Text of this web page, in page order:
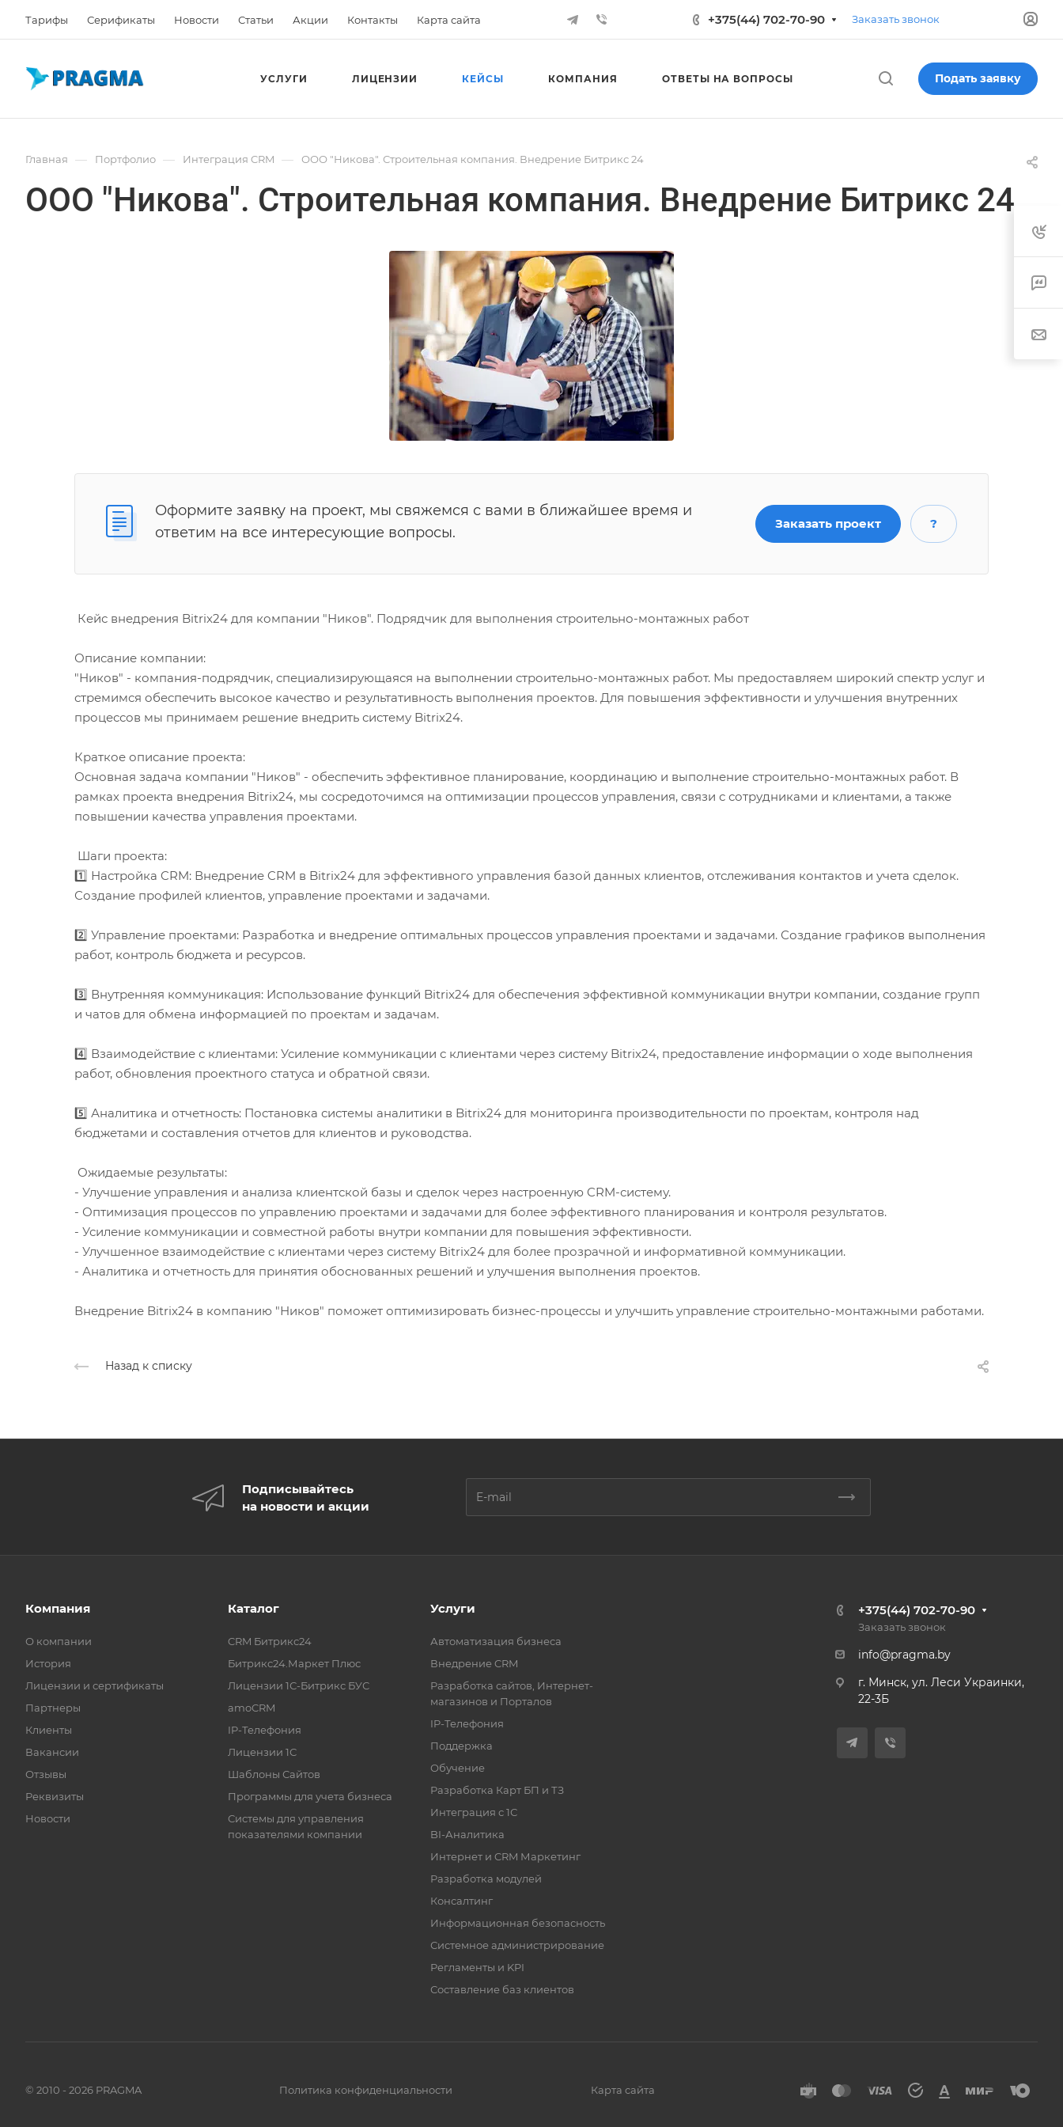
Тарифы Серификаты Новости Статьи Акции Контакты Карта сайта +375(44) 702-70-90 Заказать звонок
УСЛУГИ ЛИЦЕНЗИИ КЕЙСЫ КОМПАНИЯ ОТВЕТЫ НА ВОПРОСЫ Подать заявку
Главная — Портфолио — Интеграция CRM — ООО "Никова". Строительная компания. Внедрение Битрикс 24
ООО "Никова". Строительная компания. Внедрение Битрикс 24
Оформите заявку на проект, мы свяжемся с вами в ближайшее время и
ответим на все интересующие вопросы.
Заказать проект ?
Кейс внедрения Bitrix24 для компании "Ников". Подрядчик для выполнения строительно-монтажных работ
Описание компании:
"Ников" - компания-подрядчик, специализирующаяся на выполнении строительно-монтажных работ. Мы предоставляем широкий спектр услуг и
стремимся обеспечить высокое качество и результативность выполнения проектов. Для повышения эффективности и улучшения внутренних
процессов мы принимаем решение внедрить систему Bitrix24.
Краткое описание проекта:
Основная задача компании "Ников" - обеспечить эффективное планирование, координацию и выполнение строительно-монтажных работ. В
рамках проекта внедрения Bitrix24, мы сосредоточимся на оптимизации процессов управления, связи с сотрудниками и клиентами, а также
повышении качества управления проектами.
Шаги проекта:
1️⃣ Настройка CRM: Внедрение CRM в Bitrix24 для эффективного управления базой данных клиентов, отслеживания контактов и учета сделок.
Создание профилей клиентов, управление проектами и задачами.
2️⃣ Управление проектами: Разработка и внедрение оптимальных процессов управления проектами и задачами. Создание графиков выполнения
работ, контроль бюджета и ресурсов.
3️⃣ Внутренняя коммуникация: Использование функций Bitrix24 для обеспечения эффективной коммуникации внутри компании, создание групп
и чатов для обмена информацией по проектам и задачам.
4️⃣ Взаимодействие с клиентами: Усиление коммуникации с клиентами через систему Bitrix24, предоставление информации о ходе выполнения
работ, обновления проектного статуса и обратной связи.
5️⃣ Аналитика и отчетность: Постановка системы аналитики в Bitrix24 для мониторинга производительности по проектам, контроля над
бюджетами и составления отчетов для клиентов и руководства.
Ожидаемые результаты:
- Улучшение управления и анализа клиентской базы и сделок через настроенную CRM-систему.
- Оптимизация процессов по управлению проектами и задачами для более эффективного планирования и контроля результатов.
- Усиление коммуникации и совместной работы внутри компании для повышения эффективности.
- Улучшенное взаимодействие с клиентами через систему Bitrix24 для более прозрачной и информативной коммуникации.
- Аналитика и отчетность для принятия обоснованных решений и улучшения выполнения проектов.
Внедрение Bitrix24 в компанию "Ников" поможет оптимизировать бизнес-процессы и улучшить управление строительно-монтажными работами.
Назад к списку
Подписывайтесь
на новости и акции
Компания
О компании
История
Лицензии и сертификаты
Партнеры
Клиенты
Вакансии
Отзывы
Реквизиты
Новости
Каталог
CRM Битрикс24
Битрикс24.Маркет Плюс
Лицензии 1С-Битрикс БУС
amoCRM
IP-Телефония
Лицензии 1С
Шаблоны Сайтов
Программы для учета бизнеса
Системы для управления
показателями компании
Услуги
Автоматизация бизнеса
Внедрение CRM
Разработка сайтов, Интернет-
магазинов и Порталов
IP-Телефония
Поддержка
Обучение
Разработка Карт БП и ТЗ
Интеграция с 1С
BI-Аналитика
Интернет и CRM Маркетинг
Разработка модулей
Консалтинг
Информационная безопасность
Системное администрирование
Регламенты и KPI
Составление баз клиентов
+375(44) 702-70-90
Заказать звонок
info@pragma.by
г. Минск, ул. Леси Украинки,
22-3Б
© 2010 - 2026 PRAGMA Политика конфиденциальности Карта сайта